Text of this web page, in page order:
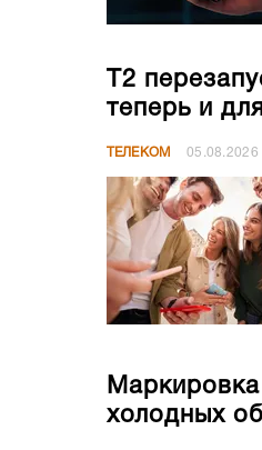
Т2
теперь и
ТЕЛЕКОМ 05.08.2026
холодных